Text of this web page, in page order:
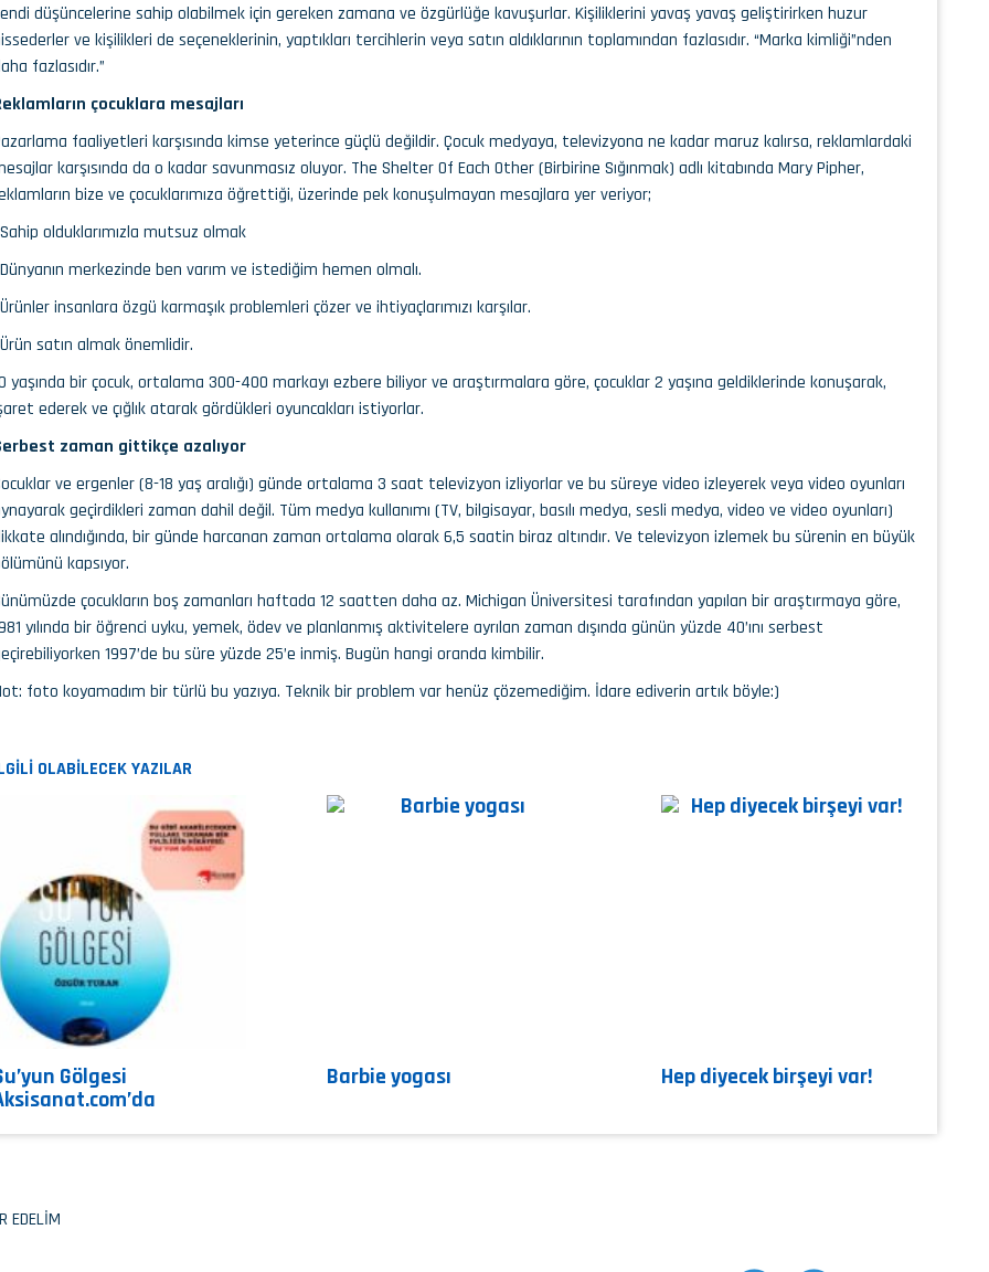
düşüncelerine sahip olabilmek için gereken zamana ve özgürlüğe kavuşurlar. Kişiliklerini yavaş yavaş geliştirirken huzur
ve kişilikleri de seçeneklerinin, yaptıkları tercihlerin veya satın aldıklarının toplamından fazlasıdır. “Marka kimliği”nden
fazlasıdır.”
çocuklara mesajları
faaliyetleri karşısında kimse yeterince güçlü değildir. Çocuk medyaya, televizyona ne kadar maruz kalırsa, reklamlardaki
karşısında da o kadar savunmasız oluyor. The Shelter Of Each Other (Birbirine Sığınmak) adlı kitabında Mary Pipher,
bize ve çocuklarımıza öğrettiği, üzerinde pek konuşulmayan mesajlara yer veriyor;
olduklarımızla mutsuz olmak
merkezinde ben varım ve istediğim hemen olmalı.
insanlara özgü karmaşık problemleri çözer ve ihtiyaçlarımızı karşılar.
satın almak önemlidir.
yaşında bir çocuk, ortalama 300-400 markayı ezbere biliyor ve araştırmalara göre, çocuklar 2 yaşına geldiklerinde konuşarak,
ederek ve çığlık atarak gördükleri oyuncakları istiyorlar.
zaman gittikçe azalıyor
ve ergenler (8-18 yaş aralığı) günde ortalama 3 saat televizyon izliyorlar ve bu süreye video izleyerek veya video oyunları
geçirdikleri zaman dahil değil. Tüm medya kullanımı (TV, bilgisayar, basılı medya, sesli medya, video ve video oyunları)
alındığında, bir günde harcanan zaman ortalama olarak 6,5 saatin biraz altındır. Ve televizyon izlemek bu sürenin en büyük
kapsıyor.
çocukların boş zamanları haftada 12 saatten daha az. Michigan Üniversitesi tarafından yapılan bir araştırmaya göre,
yılında bir öğrenci uyku, yemek, ödev ve planlanmış aktivitelere ayrılan zaman dışında günün yüzde 40’ını serbest
1997’de bu süre yüzde 25’e inmiş. Bugün hangi oranda kimbilir.
foto koyamadım bir türlü bu yazıya. Teknik bir problem var henüz çözemediğim. İdare ediverin artık böyle:)
OLABİLECEK YAZILAR
Gölgesi
Barbie yogası Hep diyecek birşeyi var!
EDELİM